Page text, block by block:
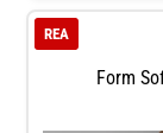
Bakpanel: 90%
Form
REA